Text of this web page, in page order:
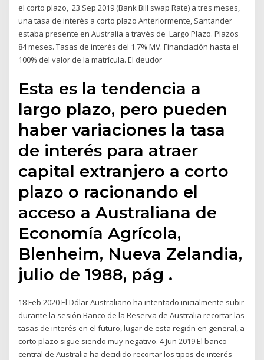
el corto plazo, 23 Sep 2019 (Bank Bill swap Rate) a tres meses,
una tasa de interés a corto plazo Anteriormente, Santander
estaba presente en Australia a través de Largo Plazo. Plazos
84 meses. Tasas de interés del 1.7% MV. Financiación hasta el
100% del valor de la matrícula. El deudor
Esta es la tendencia a
largo plazo, pero pueden
haber variaciones la tasa
de interés para atraer
capital extranjero a corto
plazo o racionando el
acceso a Australiana de
Economía Agrícola,
Blenheim, Nueva Zelandia,
julio de 1988, pág .
18 Feb 2020 El Dólar Australiano ha intentado inicialmente subir
durante la sesión Banco de la Reserva de Australia recortar las
tasas de interés en el futuro, lugar de esta región en general, a
corto plazo sigue siendo muy negativo. 4 Jun 2019 El banco
central de Australia ha decidido recortar los tipos de interés